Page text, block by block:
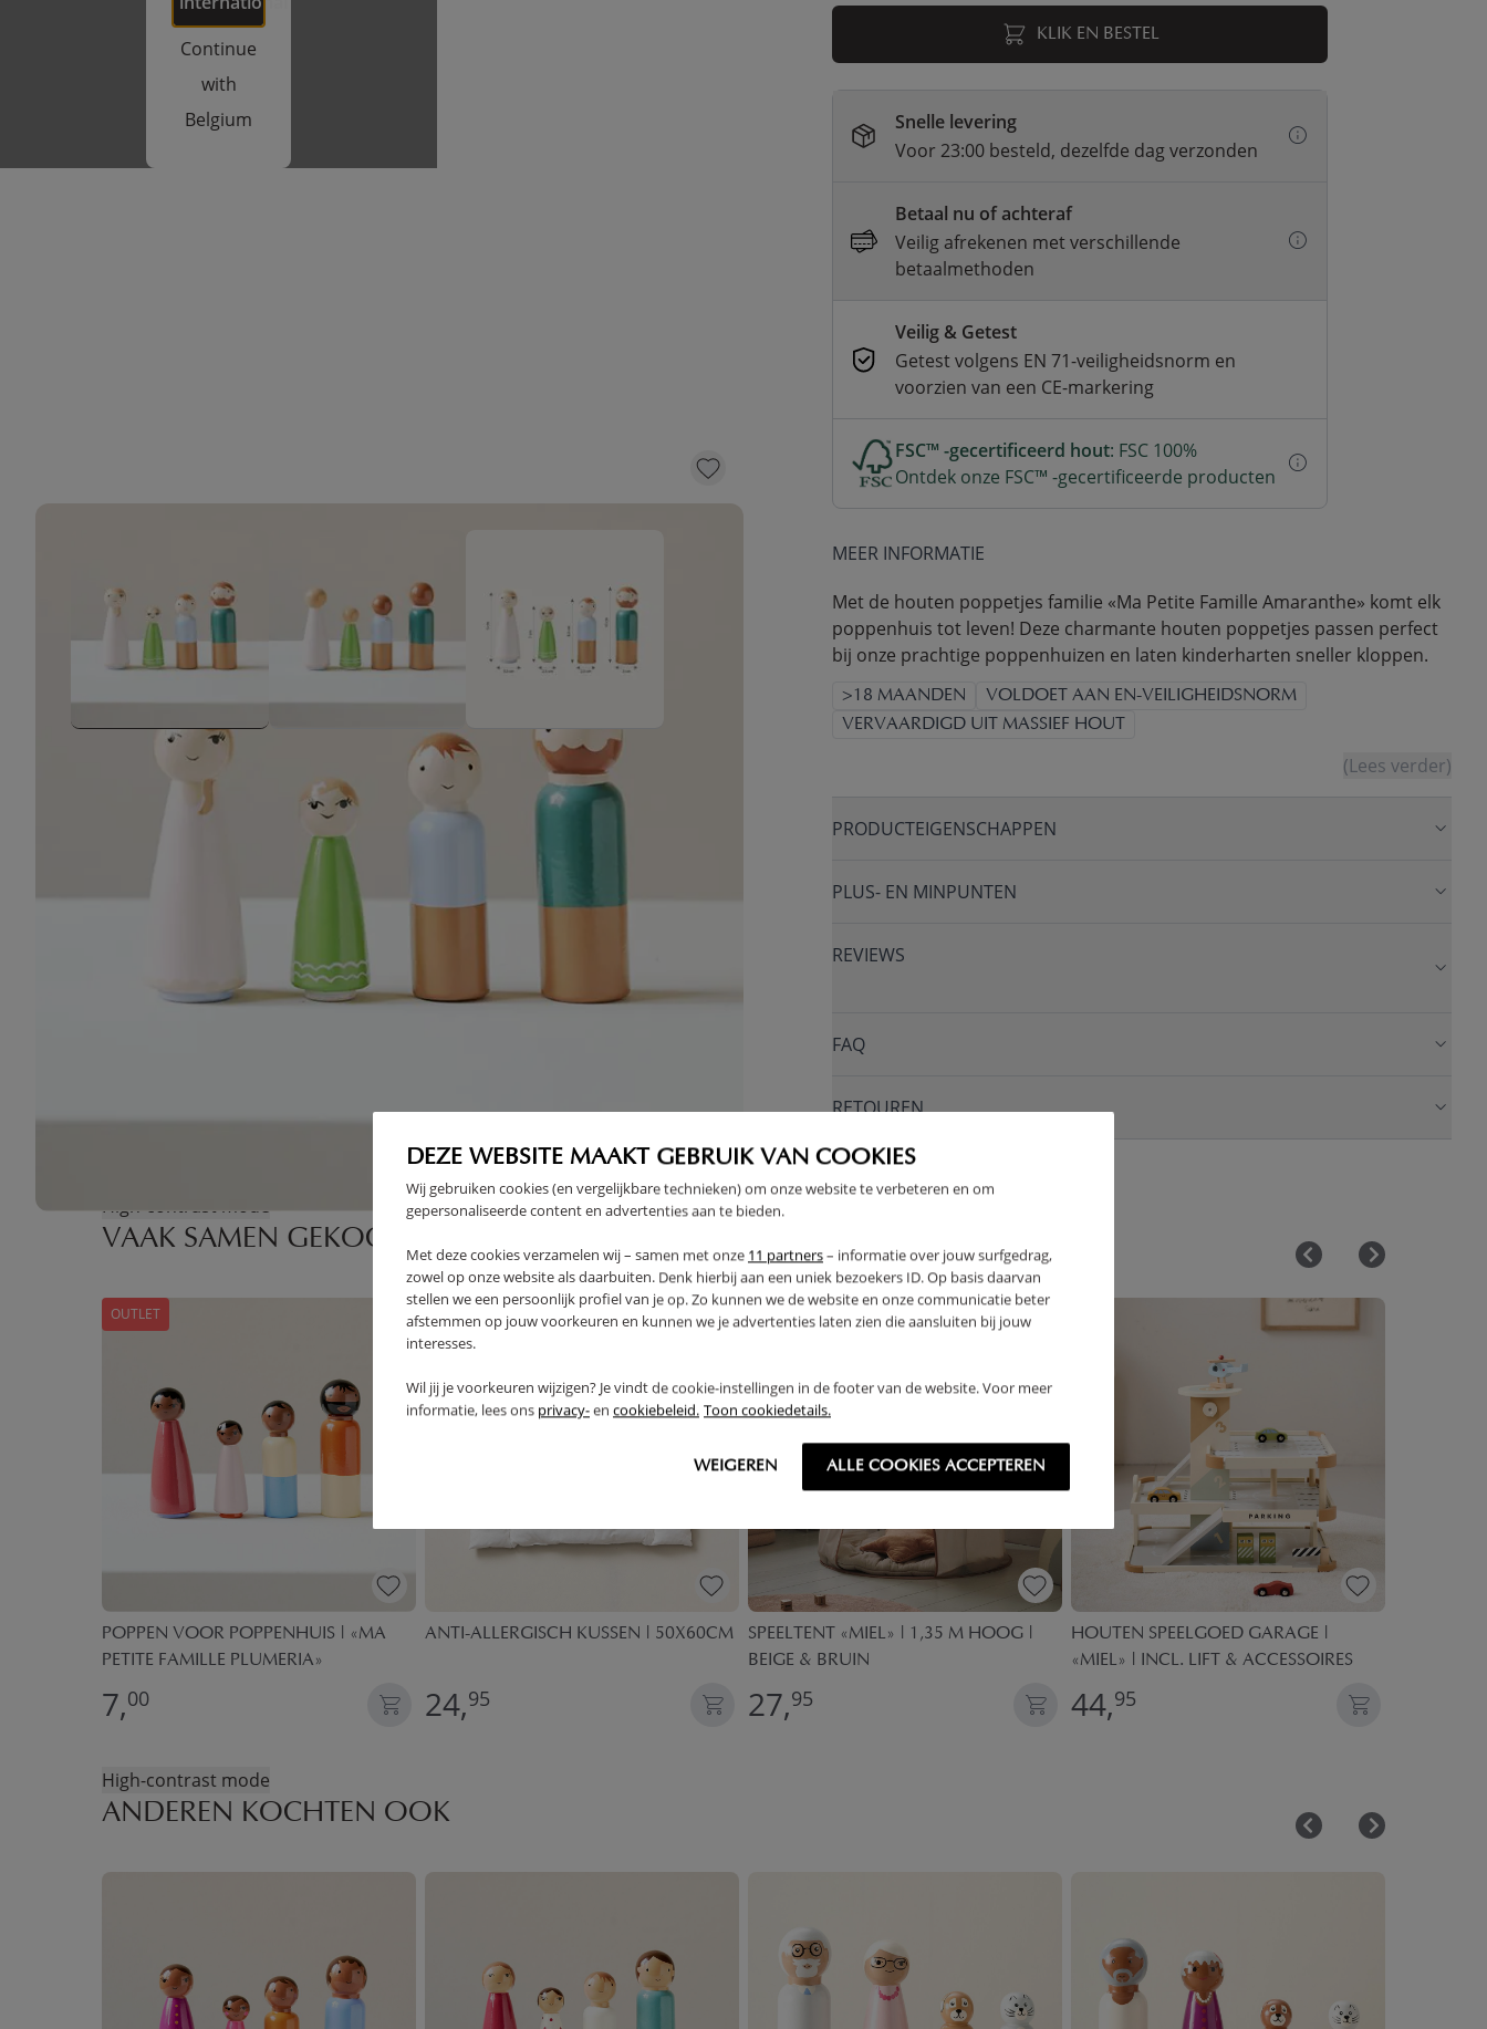
DEZE WEBSITE MAAKT GEBRUIK VAN COOKIES
Wij gebruiken cookies (en vergelijkbare technieken) om onze website te verbeteren en om
gepersonaliseerde content en advertenties aan te bieden.
Met deze cookies verzamelen wij – samen met onze 11 partners– informatie over jouw surfgedrag,
zowel op onze website als daarbuiten. Denk hierbij aan een uniek bezoekers ID. Op basis daarvan
stellen we een persoonlijk profiel van je op. Zo kunnen we de website en onze communicatie beter
afstemmen op jouw voorkeuren en kunnen we je advertenties laten zien die aansluiten bij jouw
interesses.
Wil jij je voorkeuren wijzigen? Je vindt de cookie-instellingen in de footer van de website. Voor meer
informatie, lees ons privacy-en cookiebeleid. Toon cookiedetails.
WEIGEREN ALLE COOKIES ACCEPTEREN
Continue
with
Belgium
KLIK EN BESTEL
Snelle levering
Voor 23:00 besteld, dezelfde dag verzonden
Betaal nu of achteraf
Veilig afrekenen met verschillende
betaalmethoden
Veilig & Getest
Getest volgens EN 71-veiligheidsnorm en
voorzien van een CE-markering
FSC™ -gecertificeerd hout: FSC 100%
Ontdek onze FSC™ -gecertificeerde producten
MEER INFORMATIE
Met de houten poppetjes familie «Ma Petite Famille Amaranthe» komt elk
poppenhuis tot leven! Deze charmante houten poppetjes passen perfect
bij onze prachtige poppenhuizen en laten kinderharten sneller kloppen.
>18 MAANDEN
VOLDOET AAN EN-VEILIGHEIDSNORM
VERVAARDIGD UIT MASSIEF HOUT
(Lees verder)
PRODUCTEIGENSCHAPPEN
PLUS- EN MINPUNTEN
REVIEWS
FAQ
RETOUREN
High-contrast mode
VAAK SAMEN GEKOCHT
OUTLET
POPPEN VOOR POPPENHUIS | «MA
PETITE FAMILLE PLUMERIA»
7,00
ANTI-ALLERGISCH KUSSEN | 50X60CM
24,95
SPEELTENT «MIEL» | 1,35 M HOOG |
BEIGE & BRUIN
27,95
HOUTEN SPEELGOED GARAGE |
«MIEL» | INCL. LIFT & ACCESSOIRES
44,95
High-contrast mode
ANDEREN KOCHTEN OOK